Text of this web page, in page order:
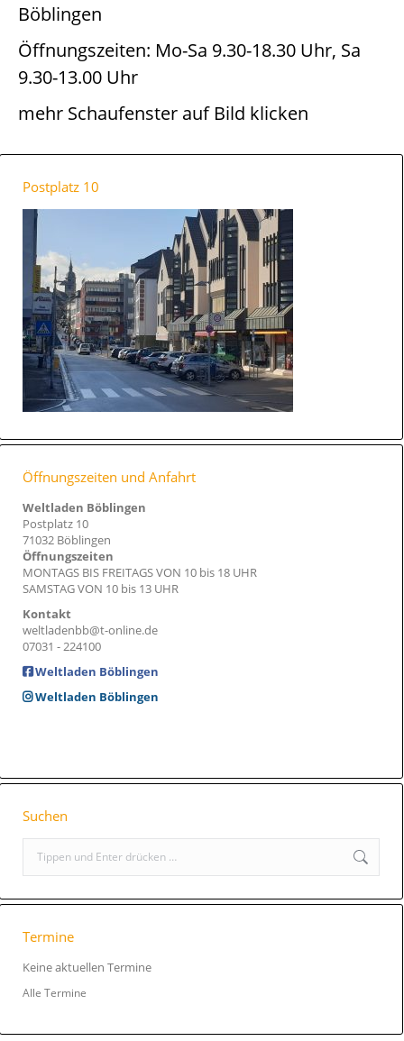
Böblingen
Öffnungszeiten: Mo-Sa 9.30-18.30 Uhr, Sa
9.30-13.00 Uhr
mehr Schaufenster auf Bild klicken
Postplatz 10
Öffnungszeiten und Anfahrt
Weltladen Böblingen
Postplatz 10
71032 Böblingen
Öffnungszeiten
MONTAGS BIS FREITAGS VON 10 bis 18 UHR
SAMSTAG VON 10 bis 13 UHR
Kontakt
weltladenbb@t-online.de
07031 - 224100
Weltladen Böblingen
Weltladen Böblingen
Suchen
r
h
Termine
Keine aktuellen Termine
Alle Termine